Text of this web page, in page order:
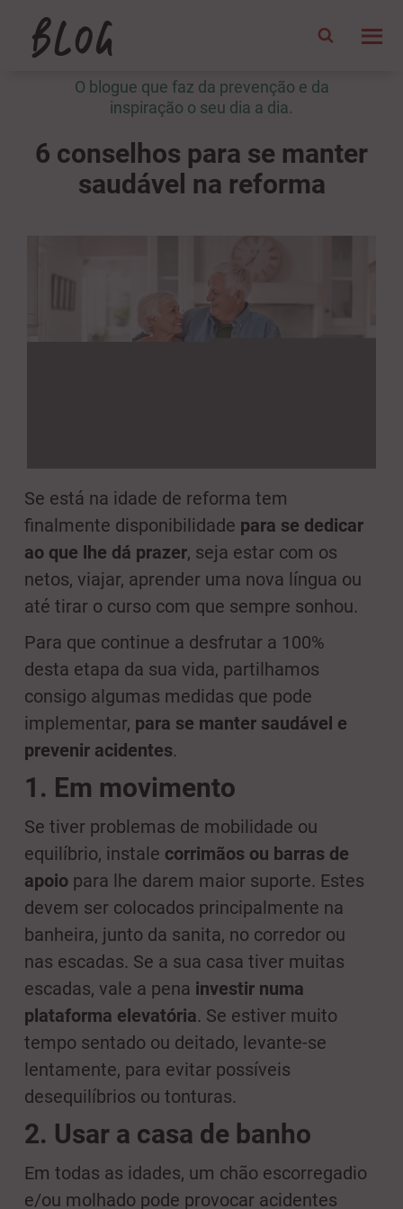
O blogue que faz da prevenção e da
inspiração o seu dia a dia.
6 conselhos para se manter
saudável na reforma
Se está na idade de reforma tem
finalmente disponibilidade para se dedicar
ao que lhe dá prazer, seja estar com os
netos, viajar, aprender uma nova língua ou
até tirar o curso com que sempre sonhou.
Para que continue a desfrutar a 100%
desta etapa da sua vida, partilhamos
consigo algumas medidas que pode
implementar, para se manter saudável e
prevenir acidentes.
1. Em movimento
Se tiver problemas de mobilidade ou
equilíbrio, instale corrimãos ou barras de
apoio para lhe darem maior suporte. Estes
devem ser colocados principalmente na
banheira, junto da sanita, no corredor ou
nas escadas. Se a sua casa tiver muitas
escadas, vale a pena investir numa
plataforma elevatória. Se estiver muito
tempo sentado ou deitado, levante-se
lentamente, para evitar possíveis
desequilíbrios ou tonturas.
2. Usar a casa de banho
Em todas as idades, um chão escorregadio
e/ou molhado pode provocar acidentes